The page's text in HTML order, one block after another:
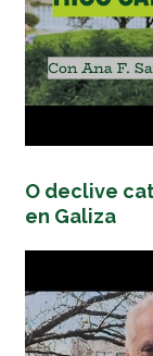
O declive
en Galiza